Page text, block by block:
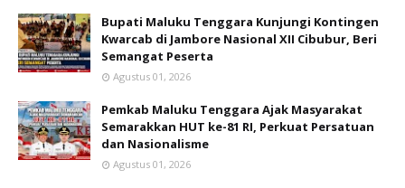
Bupati Maluku Tenggara Kunjungi Kontingen
Kwarcab di Jambore Nasional XII Cibubur, Beri
Semangat Peserta
Agustus 01, 2026
Pemkab Maluku Tenggara Ajak Masyarakat
Semarakkan HUT ke-81 RI, Perkuat Persatuan
dan Nasionalisme
Agustus 01, 2026